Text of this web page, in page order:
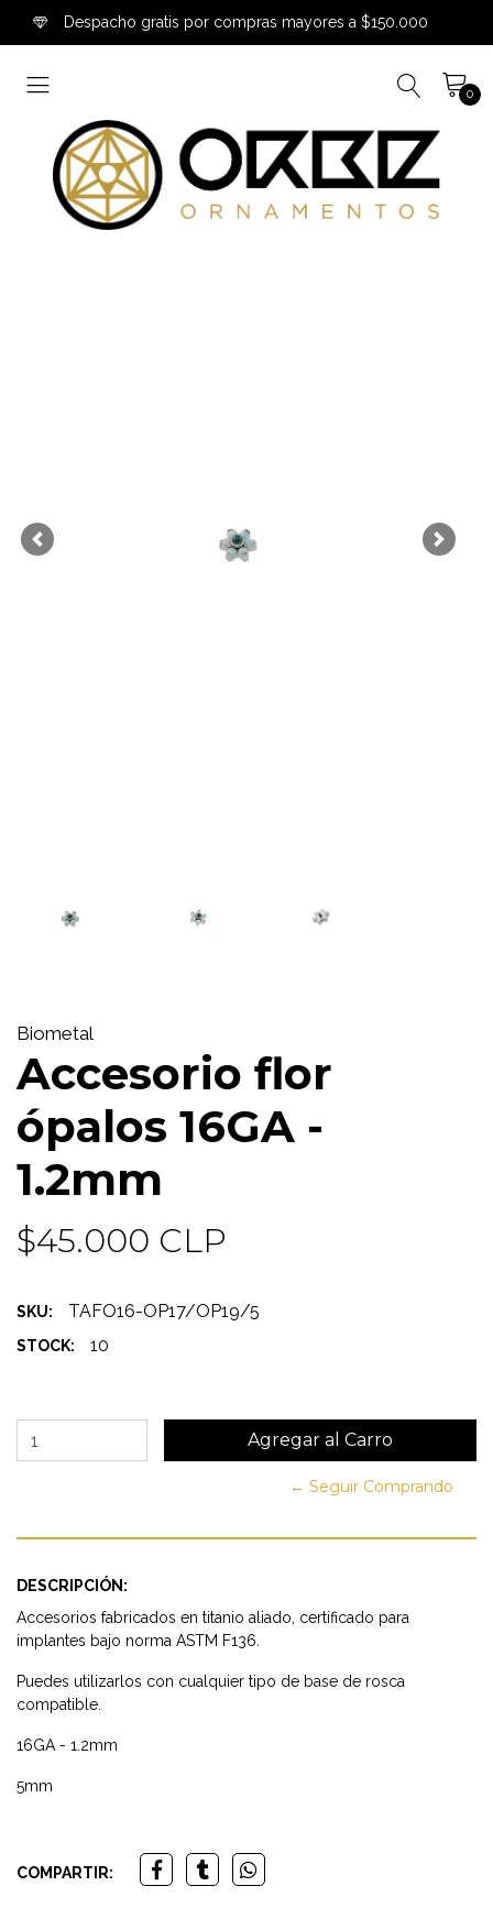
Despacho gratis por compras mayores a $150.000
0
Previous Next
Biometal
Accesorio flor
ópalos 16GA -
1.2mm
$45.000 CLP
SKU: TAFO16-OP17/OP19/5
STOCK: 10
← Seguir Comprando
DESCRIPCIÓN:
Accesorios fabricados en titanio aliado, certificado para
implantes bajo norma ASTM F136.
Puedes utilizarlos con cualquier tipo de base de rosca
compatible.
16GA - 1.2mm
5mm
COMPARTIR: